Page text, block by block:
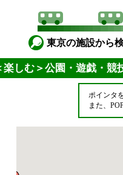
東京の施設から
楽しむ＞公園・遊戯・
ポインタ
また、